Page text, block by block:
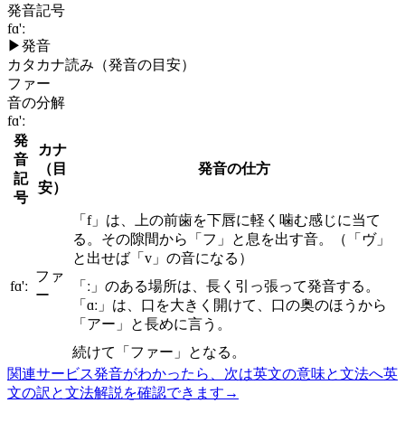
発音記号
fɑ'ː
▶発音
カタカナ読み（発音の目安）
ファー
音の分解
fɑ'ː
発
音
記
号
カナ
（目
安）
発音の仕方
fɑ'ː
ファ
ー
「f」は、上の前歯を下唇に軽く噛む感じに当て
る。その隙間から「フ」と息を出す音。（「ヴ」
と出せば「v」の音になる）
「ː」のある場所は、長く引っ張って発音する。
「ɑː」は、口を大きく開けて、口の奥のほうから
「アー」と長めに言う。
続けて「ファー」となる。
関連サービス発音がわかったら、次は英文の意味と文法へ英
文の訳と文法解説を確認できます →